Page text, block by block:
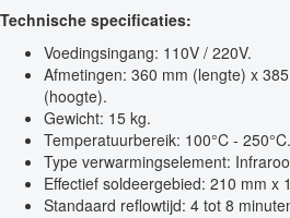
Technische specificaties:
Voedingsingang: 110V / 220V.
Afmetingen: 360 mm (lengte) x
(hoogte).
Gewicht: 15 kg.
Temperatuurbereik: 100°C - 250°C.
Type verwarmingselement:
Effectief soldeergebied: 210 mm x
Standaard reflowtijd: 4 tot 8